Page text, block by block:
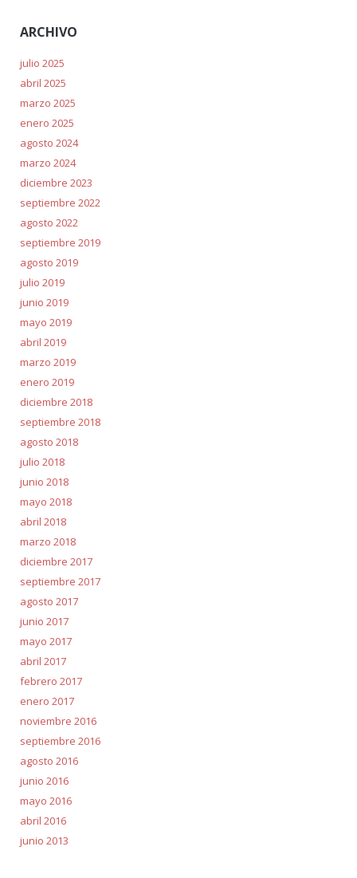
ARCHIVO
julio 2025
abril 2025
marzo 2025
enero 2025
agosto 2024
marzo 2024
diciembre 2023
septiembre 2022
agosto 2022
septiembre 2019
agosto 2019
julio 2019
junio 2019
mayo 2019
abril 2019
marzo 2019
enero 2019
diciembre 2018
septiembre 2018
agosto 2018
julio 2018
junio 2018
mayo 2018
abril 2018
marzo 2018
diciembre 2017
septiembre 2017
agosto 2017
junio 2017
mayo 2017
abril 2017
febrero 2017
enero 2017
noviembre 2016
septiembre 2016
agosto 2016
junio 2016
mayo 2016
abril 2016
junio 2013